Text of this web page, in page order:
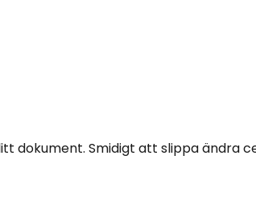
dokument. Smidigt att slippa ändra